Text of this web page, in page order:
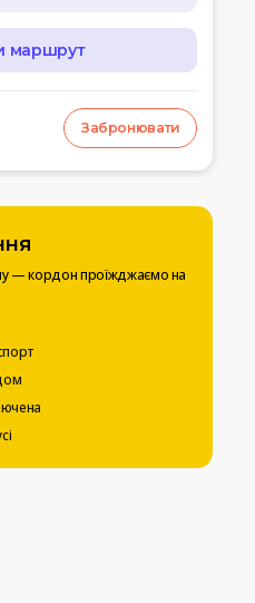
маршрут
Забронювати
— кордон проїжджаємо на